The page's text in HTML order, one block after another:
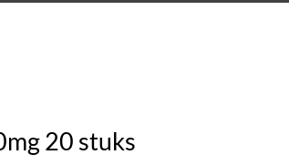
20 stuks